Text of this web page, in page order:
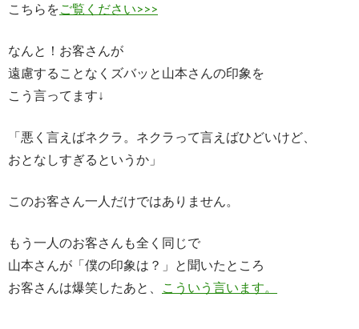
こちらをご覧ください>>>
なんと！お客さんが
遠慮することなくズバッと山本さんの印象を
こう言ってます↓
「悪く言えばネクラ。ネクラって言えばひどいけど、
おとなしすぎるというか」
このお客さん一人だけではありません。
もう一人のお客さんも全く同じで
山本さんが「僕の印象は？」と聞いたところ
お客さんは爆笑したあと、
こういう言います。